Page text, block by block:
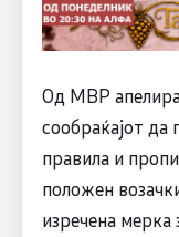
Од МВР
сообраќајот да
правила и
положен
изречена мерка